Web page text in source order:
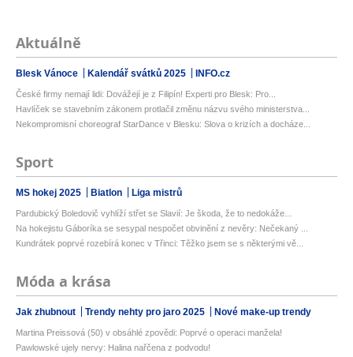
Aktuálně
Blesk Vánoce Kalendář svátků 2025 INFO.cz
České firmy nemají lidi: Dovážejí je z Filipín! Experti pro Blesk: Pro...
Havlíček se stavebním zákonem protlačil změnu názvu svého ministerstva...
Nekompromisní choreograf StarDance v Blesku: Slova o krizích a docháze...
Sport
MS hokej 2025 Biatlon Liga mistrů
Pardubický Boledovič vyhlíží střet se Slavií: Je škoda, že to nedokáže...
Na hokejistu Gáboríka se sesypal nespočet obvinění z nevěry: Nečekaný ...
Kundrátek poprvé rozebírá konec v Třinci: Těžko jsem se s některými vě...
Móda a krása
Jak zhubnout Trendy nehty pro jaro 2025 Nové make-up trendy
Martina Preissová (50) v obsáhlé zpovědi: Poprvé o operaci manžela!
Pawlowské ujely nervy: Halina nařčena z podvodu!